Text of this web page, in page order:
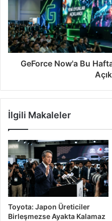
GeForce Now'a Bu
İlgili Makaleler
Toyota: Japon Üreticiler
Birleşmezse Ayakta Kalamaz